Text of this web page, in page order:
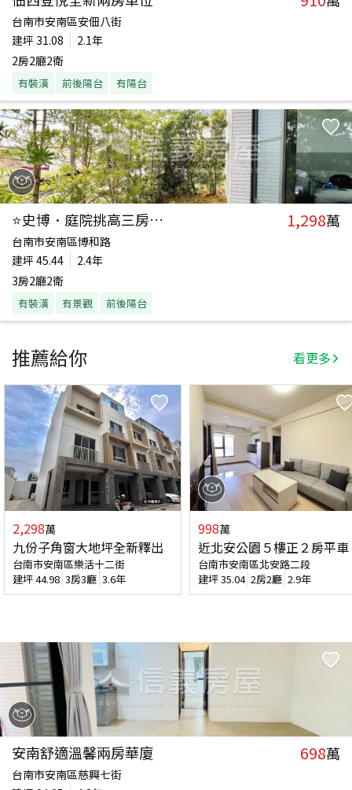
台南市安南區安佃八街
建坪 31.08
2.1年
2房2廳2衛
有裝潢 前後陽台 有陽台
⭐史博．庭院挑高三房坡平 1,298萬
台南市安南區博和路
建坪 45.44
2.4年
3房2廳2衛
有裝潢 有景觀 前後陽台
推薦給你 看更多
2,298萬
九份子角窗大地坪全新釋出
台南市安南區樂活十二街
建坪44.98 3房3廳 3.6年
998萬
近北安公園５樓正２房平車
台南市安南區北安路二段
建坪35.04 2房2廳 2.9年
安南舒適溫馨兩房華廈 698萬
台南市安南區慈興七街